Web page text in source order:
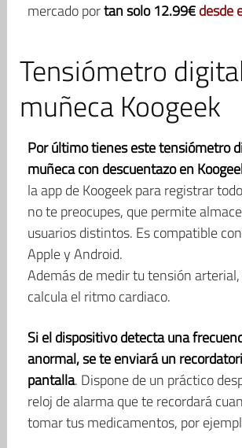
mercado portan solo 12.99€desde
Tensiómetro
muñeca Koogeek
Por último tienes este tensiómetro
muñeca con descuentazo en
la app de Koogeek para registrar
no te preocupes, que permite
usuarios distintos. Es compatible
Apple y Android.
Además de medir tu tensión
calcula el ritmo cardiaco.
Si el dispositivo detecta una
anormal, se te enviará un
pantalla. Dispone de un práctico
reloj de alarma que te recordará
tomar tus medicamentos, por